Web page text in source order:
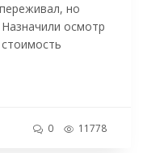
но
осмотр
0 11778